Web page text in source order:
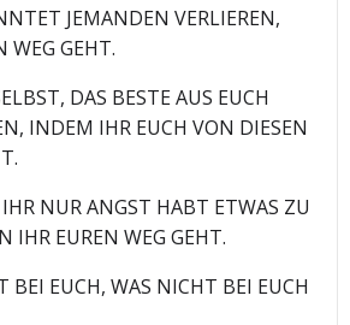
JEMANDEN VERLIEREN,
WEG GEHT.
DAS BESTE AUS EUCH
INDEM IHR EUCH VON DIESEN
NUR ANGST HABT ETWAS ZU
IHR EUREN WEG GEHT.
BEI EUCH, WAS NICHT BEI EUCH